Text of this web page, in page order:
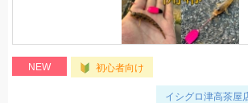
NEW 初心者向け
イシグロ津高茶屋